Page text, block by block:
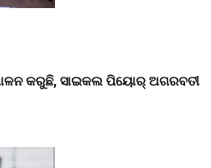
କରୁଛି, ସାଇକଲ ପିୟୋର୍‌ ଅଗରବତୀ